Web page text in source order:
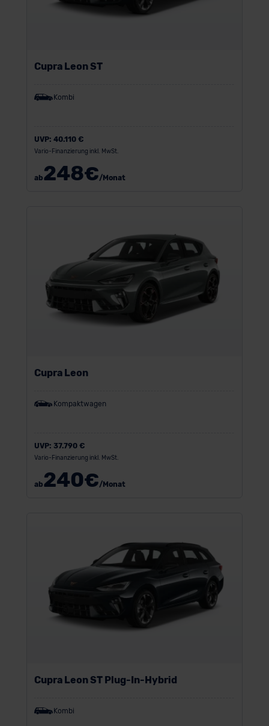
Cupra Leon ST
Kombi
UVP: 40.110 €
Vario-Finanzierung inkl. MwSt.
ab248€/Monat
Cupra Leon
Kompaktwagen
UVP: 37.790 €
Vario-Finanzierung inkl. MwSt.
ab240€/Monat
Cupra Leon ST Plug-In-Hybrid
Kombi